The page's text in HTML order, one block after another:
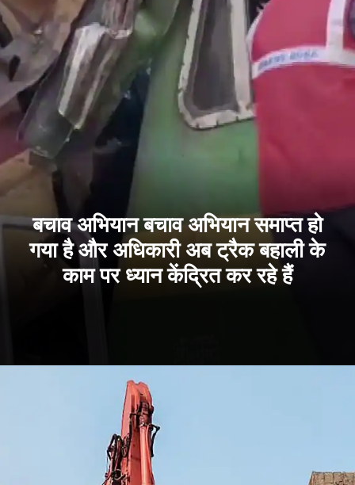
बचाव अभियान बचाव अभियान समाप्त हो
गया है और अधिकारी अब ट्रैक बहाली के
काम पर ध्यान केंद्रित कर रहे हैं